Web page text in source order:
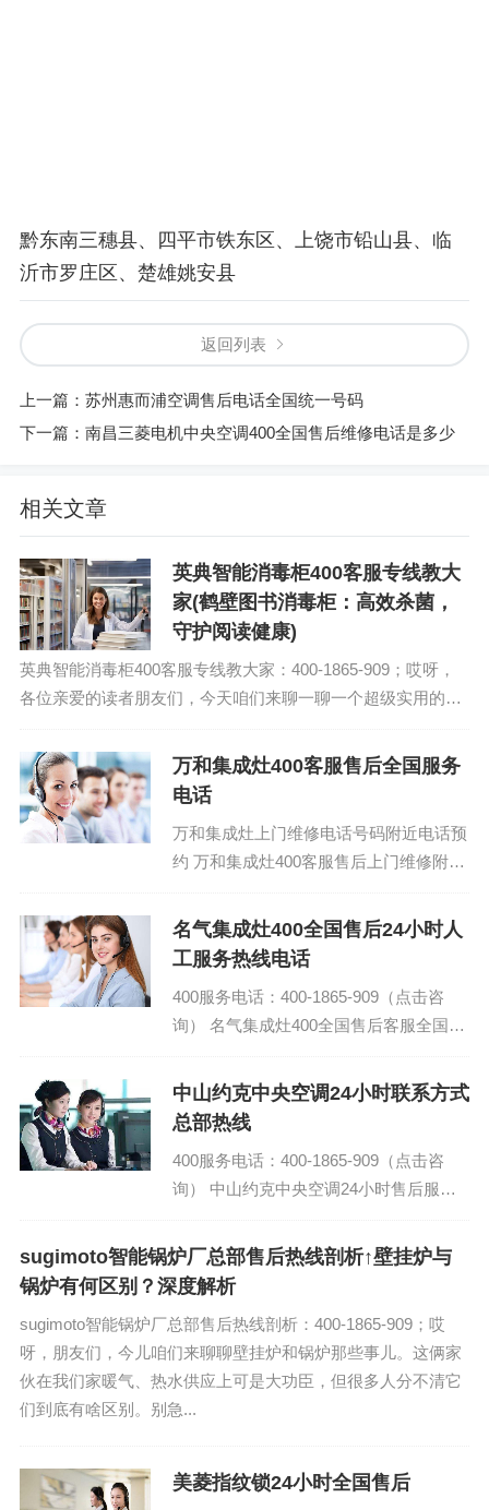
黔东南三穗县、四平市铁东区、上饶市铅山县、临
沂市罗庄区、楚雄姚安县
返回列表
上一篇： 苏州惠而浦空调售后电话全国统一号码
下一篇： 南昌三菱电机中央空调400全国售后维修电话是多少
相关文章
英典智能消毒柜400客服专线教大
家(鹤壁图书消毒柜：高效杀菌，
守护阅读健康)
英典智能消毒柜400客服专线教大家：400-1865-909；哎呀，
各位亲爱的读者朋友们，今天咱们来聊一聊一个超级实用的小
些在图书馆里翻阅书籍的场...
万和集成灶400客服售后全国服务
电话
万和集成灶上门维修电话号码附近电话预
约 万和集成灶400客服售后上门维修附近
客服24小...
名气集成灶400全国售后24小时人
工服务热线电话
400服务电话：400-1865-909（点击咨
询） 名气集成灶400全国售后客服全国电
（各市专线/24小时）网点报...
中山约克中央空调24小时联系方式
总部热线
400服务电话：400-1865-909（点击咨
询） 中山约克中央空调24小时售后服务
央空调维修上门维修附近电话号码...
sugimoto智能锅炉厂总部售后热线剖析↑壁挂炉与
锅炉有何区别？深度解析
sugimoto智能锅炉厂总部售后热线剖析：400-1865-909；哎
呀，朋友们，今儿咱们来聊聊壁挂炉和锅炉那些事儿。这俩家
伙在我们家暖气、热水供应上可是大功臣，但很多人分不清它
们到底有啥区别。别急...
美菱指纹锁24小时全国售后